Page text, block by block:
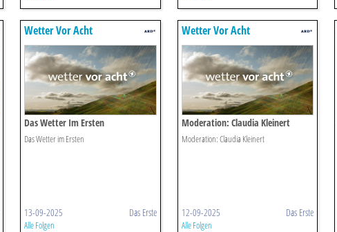
Wetter Vor Acht
Das Wetter Im Ersten
Das Wetter im Ersten
13-09-2025 Das Erste
Alle Folgen
Wetter Vor Acht
Moderation: Claudia Kleinert
Moderation: Claudia Kleinert
12-09-2025 Das Erste
Alle Folgen